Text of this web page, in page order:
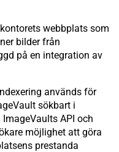
webbplats som
bilder från
på en integration av
används för
sökbart i
API och
möjlighet att göra
prestanda